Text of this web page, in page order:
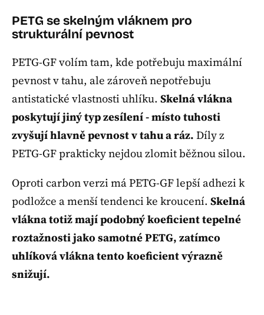
PETG se skelným vláknem pro
strukturální pevnost
PETG-GF volím tam, kde potřebuju maximální
pevnost v tahu, ale zároveň nepotřebuju
antistatické vlastnosti uhlíku. Skelná vlákna
poskytují jiný typ zesílení - místo tuhosti
zvyšují hlavně pevnost v tahu a ráz. Díly z
PETG-GF prakticky nejdou zlomit běžnou silou.
Oproti carbon verzi má PETG-GF lepší adhezi k
podložce a menší tendenci ke kroucení. Skelná
vlákna totiž mají podobný koeficient tepelné
roztažnosti jako samotné PETG, zatímco
uhlíková vlákna tento koeficient výrazně
snižují.